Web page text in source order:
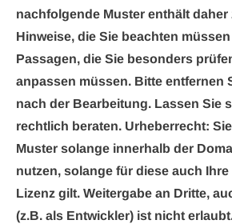
nachfolgende Muster enthält daher
Hinweise, die Sie beachten
Passagen, die Sie besonders
anpassen müssen. Bitte entfernen
nach der Bearbeitung. Lassen Sie
rechtlich beraten. Urheberrecht:
Muster solange innerhalb der
nutzen, solange für diese auch
Lizenz gilt. Weitergabe an Dritte,
(z.B. als Entwickler) ist nicht